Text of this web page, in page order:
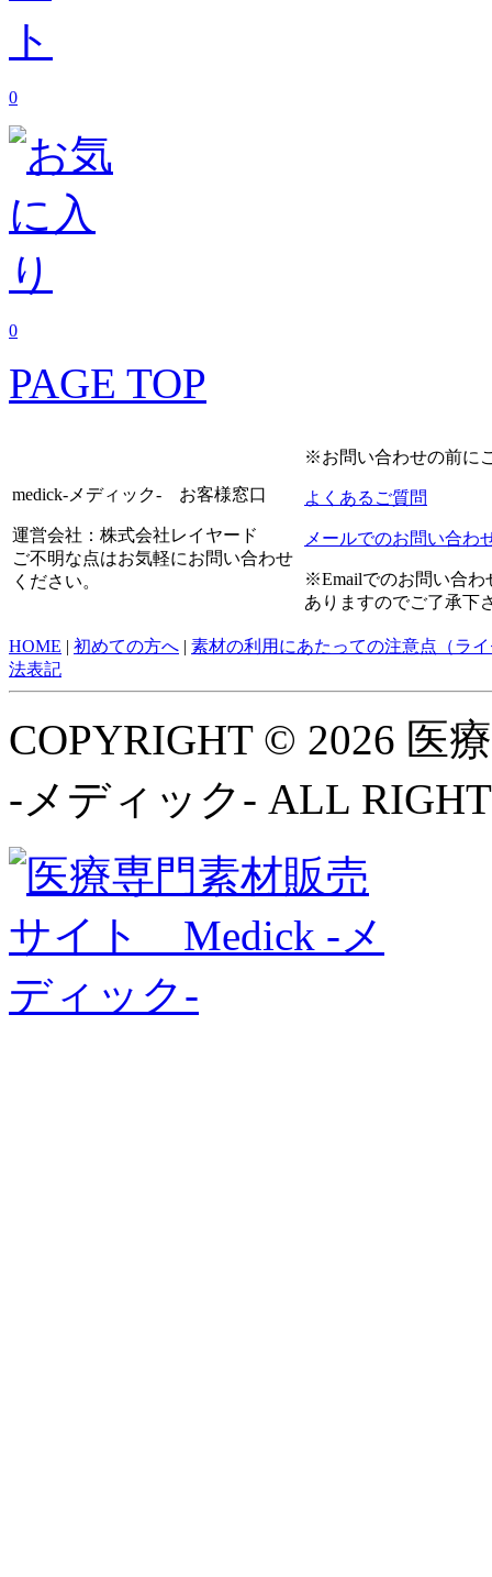
0
0
PAGE TOP
medick-メディック- お客様窓口
運営会社：株式会社レイヤード
ご不明な点はお気軽にお問い合わせ
ください。
※お問い合わせの前に
よくあるご質問
メールでのお問い合わ
※Emailでのお問い合わ
ありますのでご了承下
HOME | 初めての方へ | 素材の利用にあたっての注意点（ラ
法表記
COPYRIGHT © 2026 医
-メディック- ALL RIGHT